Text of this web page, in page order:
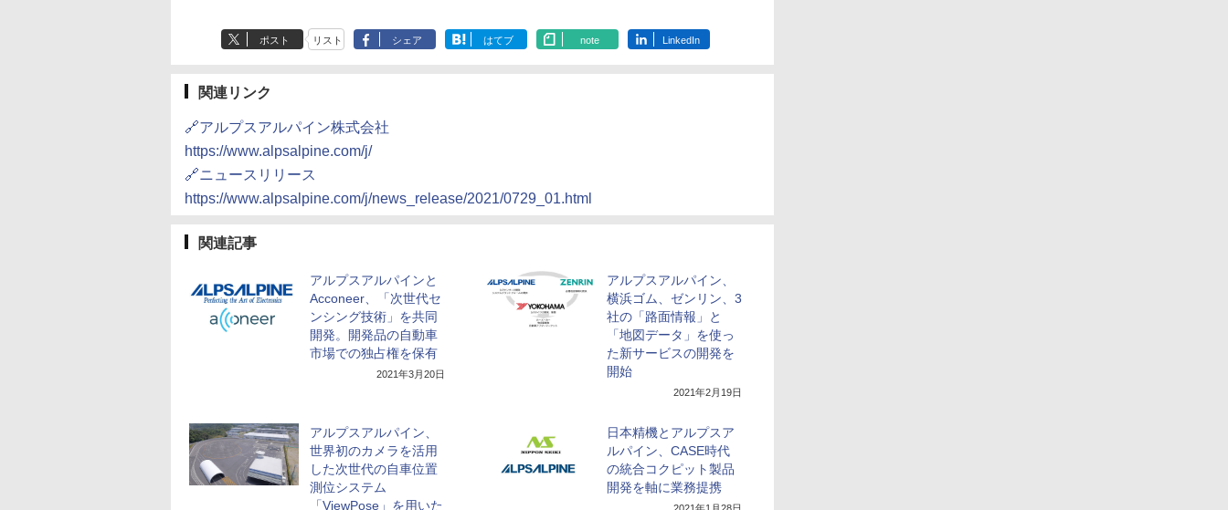
ポスト リスト シェア はてブ note LinkedIn
関連リンク
🔗アルプスアルパイン株式会社
https://www.alpsalpine.com/j/
🔗ニュースリリース
https://www.alpsalpine.com/j/news_release/2021/0729_01.html
関連記事
アルプスアルパインと
Acconeer、「次世代セ
ンシング技術」を共同
開発。開発品の自動車
市場での独占権を保有
2021年3月20日
アルプスアルパイン、
横浜ゴム、ゼンリン、3
社の「路面情報」と
「地図データ」を使っ
た新サービスの開発を
開始
2021年2月19日
アルプスアルパイン、
世界初のカメラを活用
した次世代の自車位置
測位システム
「ViewPose」を用いた
日本精機とアルプスア
ルパイン、CASE時代
の統合コクピット製品
開発を軸に業務提携